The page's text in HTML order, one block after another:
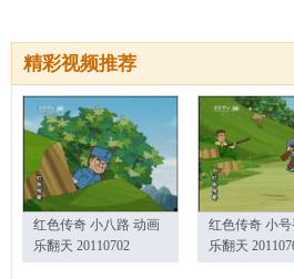
精彩视频推荐
红色传奇 小八路 动画
乐翻天 20110702
红色传奇 小
乐翻天